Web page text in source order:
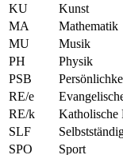
KU
Kunst
MA
Mathematik
MU
Musik
PH
Physik
PSB
RE/e
RE/k
Katholische
SLF
SPO
Sport